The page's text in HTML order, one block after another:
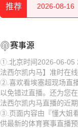
推荐 2026-08-16
2026-08-16
2026-08-16
2026-08-16
2026-08-16
2026-08-16
2026-08-16
赛事源
①.北京时间2026-06-05
法西尔凯内马】准时在线
②.喜欢看埃塞超现场直
以免错过直播。还为您
法西尔凯内马直播的近
③.页面内容由『懂大姐
供最新的体育赛事直播